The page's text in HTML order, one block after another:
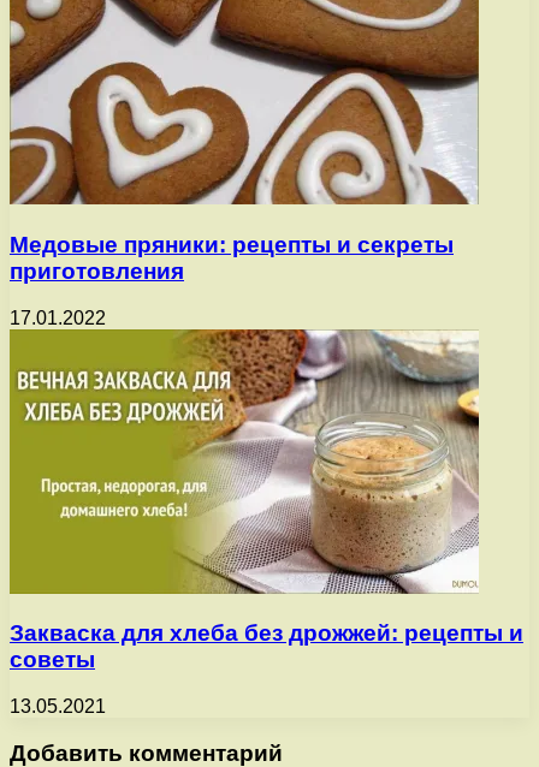
Медовые пряники: рецепты и секреты
приготовления
17.01.2022
Закваска для хлеба без дрожжей: рецепты и
советы
13.05.2021
Добавить комментарий